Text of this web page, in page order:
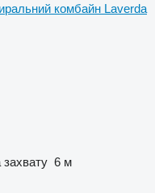
комбайн Laverda
6 м